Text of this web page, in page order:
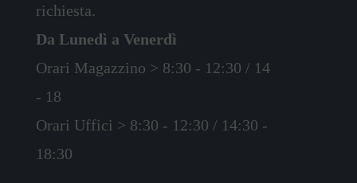
richiesta.
Da Lunedì a Venerdì
Orari Magazzino > 8:30 - 12:30 / 14
- 18
Orari Uffici > 8:30 - 12:30 / 14:30 -
18:30